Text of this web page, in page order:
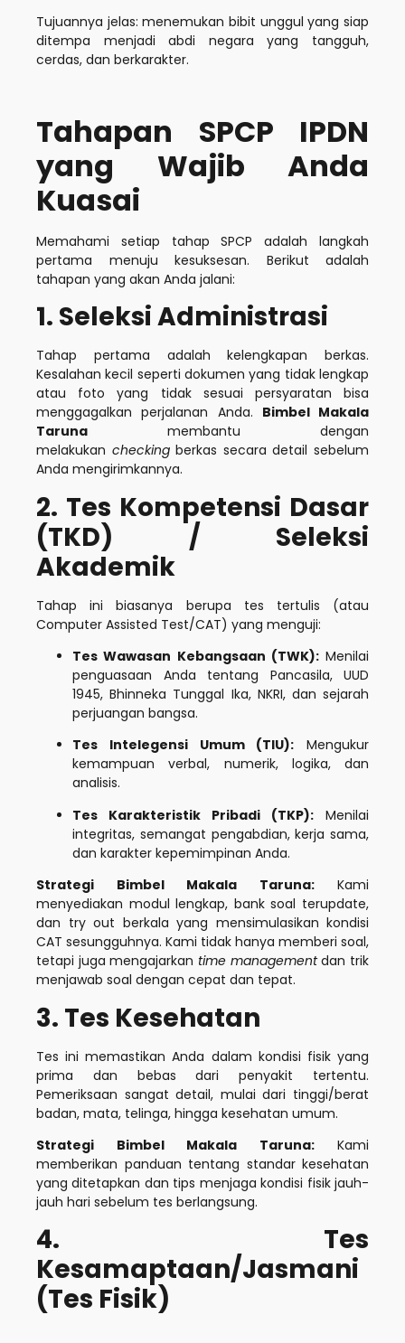
Tujuannya jelas: menemukan bibit unggul yang siap
ditempa menjadi abdi negara yang tangguh,
cerdas, dan berkarakter.
Tahapan SPCP IPDN
yang Wajib Anda
Kuasai
Memahami setiap tahap SPCP adalah langkah
pertama menuju kesuksesan. Berikut adalah
tahapan yang akan Anda jalani:
1. Seleksi Administrasi
Tahap pertama adalah kelengkapan berkas.
Kesalahan kecil seperti dokumen yang tidak lengkap
atau foto yang tidak sesuai persyaratan bisa
menggagalkan perjalanan Anda. Bimbel Makala
Taruna membantu dengan
melakukan checkingberkas secara detail sebelum
Anda mengirimkannya.
2. Tes Kompetensi Dasar
(TKD) / Seleksi
Akademik
Tahap ini biasanya berupa tes tertulis (atau
Computer Assisted Test/CAT) yang menguji:
Tes Wawasan Kebangsaan (TWK):Menilai
penguasaan Anda tentang Pancasila, UUD
1945, Bhinneka Tunggal Ika, NKRI, dan sejarah
perjuangan bangsa.
Tes Intelegensi Umum (TIU): Mengukur
kemampuan verbal, numerik, logika, dan
analisis.
Tes Karakteristik Pribadi (TKP): Menilai
integritas, semangat pengabdian, kerja sama,
dan karakter kepemimpinan Anda.
Strategi Bimbel Makala Taruna:Kami
menyediakan modul lengkap, bank soal terupdate,
dan try out berkala yang mensimulasikan kondisi
CAT sesungguhnya. Kami tidak hanya memberi soal,
tetapi juga mengajarkan time managementdan trik
menjawab soal dengan cepat dan tepat.
3. Tes Kesehatan
Tes ini memastikan Anda dalam kondisi fisik yang
prima dan bebas dari penyakit tertentu.
Pemeriksaan sangat detail, mulai dari tinggi/berat
badan, mata, telinga, hingga kesehatan umum.
Strategi Bimbel Makala Taruna:Kami
memberikan panduan tentang standar kesehatan
yang ditetapkan dan tips menjaga kondisi fisik jauh-
jauh hari sebelum tes berlangsung.
4. Tes
Kesamaptaan/Jasmani
(Tes Fisik)